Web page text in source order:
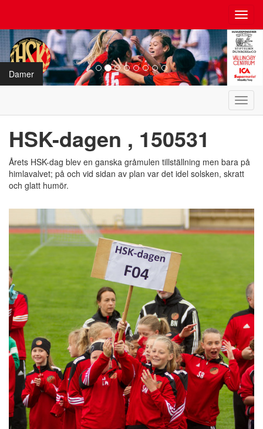
Damer
HSK-dagen , 150531
Årets HSK-dag blev en ganska gråmulen tillställning men bara på
himlavalvet; på och vid sidan av plan var det idel solsken, skratt
och glatt humör.